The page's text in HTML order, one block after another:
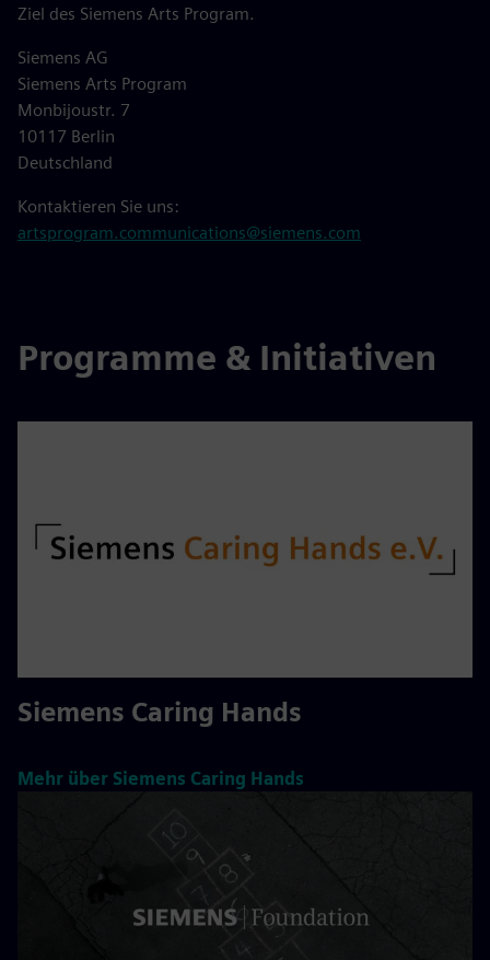
Ziel des Siemens Arts Program.
Siemens AG
Siemens Arts Program
Monbijoustr. 7
10117 Berlin
Deutschland
Kontaktieren Sie uns:
artsprogram.communications@siemens.com
Programme & Initiativen
Siemens Caring Hands
Mehr über Siemens Caring Hands